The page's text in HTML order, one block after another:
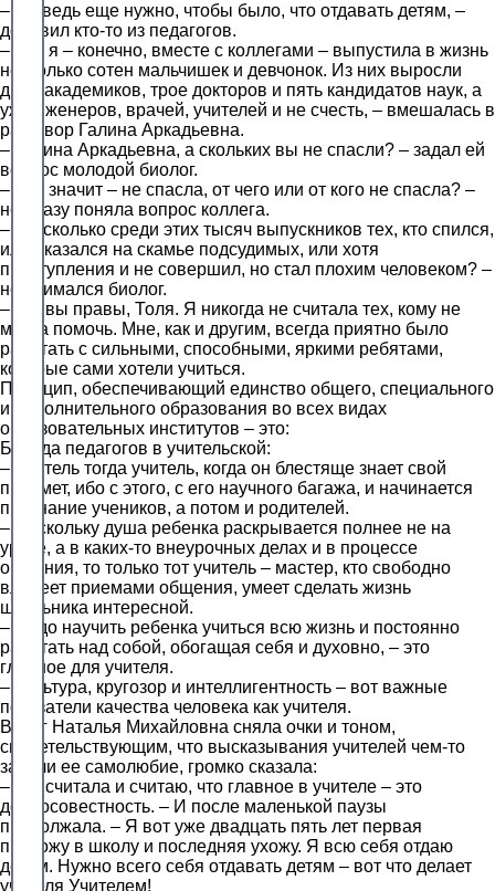
– Но ведь еще нужно, чтобы было, что отдавать детям, –
добавил кто-то из педагогов.
– Вот я – конечно, вместе с коллегами – выпустила в жизнь
несколько сотен мальчишек и девчонок. Из них выросли
двое академиков, трое докторов и пять кандидатов наук, а
уж инженеров, врачей, учителей и не счесть, – вмешалась в
разговор Галина Аркадьевна.
– Галина Аркадьевна, а скольких вы не спасли? – задал ей
вопрос молодой биолог.
– Что значит – не спасла, от чего или от кого не спасла? –
не сразу поняла вопрос коллега.
– Ну, сколько среди этих тысяч выпускников тех, кто спился,
или оказался на скамье подсудимых, или хотя
преступления и не совершил, но стал плохим человеком? –
не унимался биолог.
– Да, вы правы, Толя. Я никогда не считала тех, кому не
могла помочь. Мне, как и другим, всегда приятно было
работать с сильными, способными, яркими ребятами,
которые сами хотели учиться.
Принцип, обеспечивающий единство общего, специального
и дополнительного образования во всех видах
образовательных институтов – это:
Беседа педагогов в учительской:
– Учитель тогда учитель, когда он блестяще знает свой
предмет, ибо с этого, с его научного багажа, и начинается
признание учеников, а потом и родителей.
– Поскольку душа ребенка раскрывается полнее не на
уроке, а в каких-то внеурочных делах и в процессе
общения, то только тот учитель – мастер, кто свободно
владеет приемами общения, умеет сделать жизнь
школьника интересной.
– Надо научить ребенка учиться всю жизнь и постоянно
работать над собой, обогащая себя и духовно, – это
главное для учителя.
– Культура, кругозор и интеллигентность – вот важные
показатели качества человека как учителя.
Вдруг Наталья Михайловна сняла очки и тоном,
свидетельствующим, что высказывания учителей чем-то
задели ее самолюбие, громко сказала:
– А я считала и считаю, что главное в учителе – это
добросовестность. – И после маленькой паузы
продолжала. – Я вот уже двадцать пять лет первая
прихожу в школу и последняя ухожу. Я всю себя отдаю
детям. Нужно всего себя отдавать детям – вот что делает
учителя Учителем!